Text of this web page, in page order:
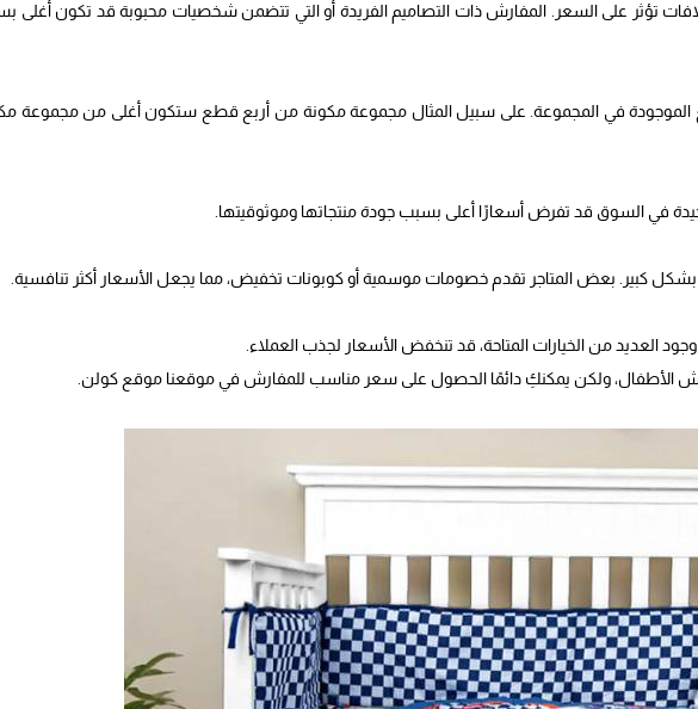
تؤثر على السعر. المفارش ذات التصاميم الفريدة أو التي تتضمن شخصيات محبوبة قد تكون أغلى
الموجودة في المجموعة. على سبيل المثال مجموعة مكونة من أربع قطع ستكون أغلى من مجموعة
جيدة في السوق قد تفرض أسعارًا أعلى بسبب جودة منتجاتها وموثوقيتها.
بشكل كبير. بعض المتاجر تقدم خصومات موسمية أو كوبونات تخفيض، مما يجعل الأسعار أكثر تنافسية.
العديد من الخيارات المتاحة، قد تنخفض الأسعار لجذب العملاء.
الأطفال، ولكن يمكنكِ دائمًا الحصول على سعر مناسب للمفارش في موقعنا موقع كولن.